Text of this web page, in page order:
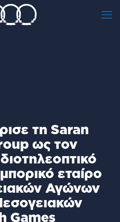
τη Saran
ως τον
εταίρο
Αγώνων
Games